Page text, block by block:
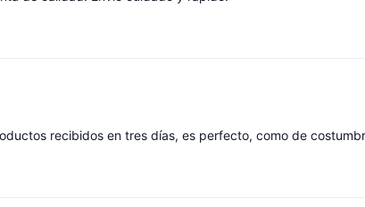
recibidos en tres días, es perfecto, como de